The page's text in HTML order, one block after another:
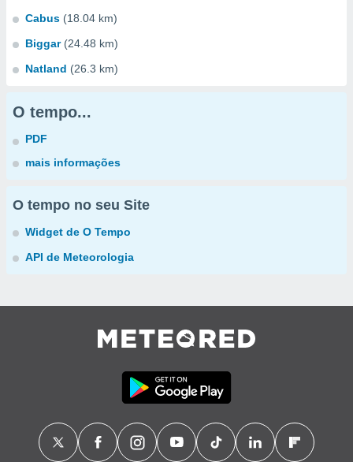
Cabus (18.04 km)
Biggar (24.48 km)
Natland (26.3 km)
O tempo...
PDF
mais informações
O tempo no seu Site
Widget de O Tempo
API de Meteorologia